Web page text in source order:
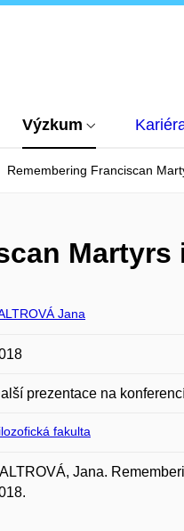
Výzkum
Remembering Franciscan
Jana
prezentace na
fakulta
Jana.